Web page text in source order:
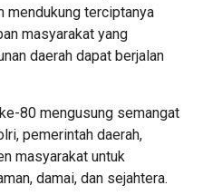
mendukung terciptanya
masyarakat yang
daerah dapat berjalan
80 mengusung semangat
pemerintah daerah,
masyarakat untuk
damai, dan sejahtera.